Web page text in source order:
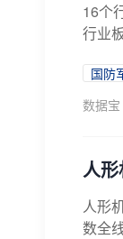
16个
行业
国防
数据宝
人
人形
数全